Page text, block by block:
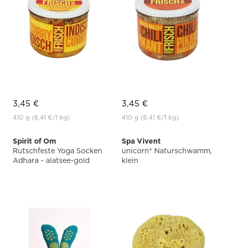
3,45 €
410 g (8,41 €/1 kg)
3,45 €
410 g (8,41 €/1 kg)
Spirit of Om
Rutschfeste Yoga Socken
Adhara - alatsee-gold
Spa Vivent
unicorn® Naturschwamm,
klein